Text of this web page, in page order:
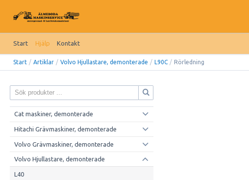
Start Hjälp Kontakt
Start / Artiklar / Volvo Hjullastare, demonterade / L90C / Rörledning
Cat maskiner, demonterade
Hitachi Grävmaskiner, demonterade
Volvo Grävmaskiner, demonterade
Volvo Hjullastare, demonterade
L40